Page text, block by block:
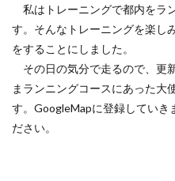
私はトレーニングで都内をラ
す。そんなトレーニングを楽し
をすることにしました。
その日の気分で走るので、更
まランニングコースにあった大
す。GoogleMapに登録していき
ださい。